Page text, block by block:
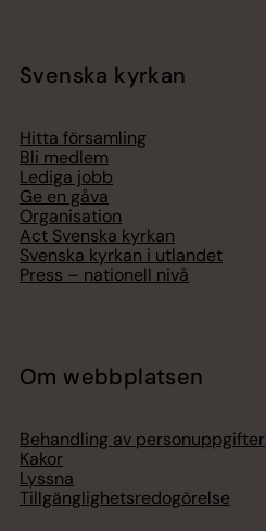
Svenska kyrkan
Hitta församling
Bli medlem
Lediga jobb
Ge en gåva
Organisation
Act Svenska kyrkan
Svenska kyrkan i utlandet
Press – nationell nivå
Om webbplatsen
Behandling av personuppgifter
Kakor
Lyssna
Tillgänglighetsredogörelse